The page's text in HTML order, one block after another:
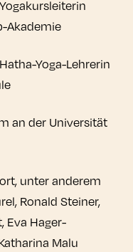
Akademie
Yoga-Lehrerin
an der Universität
unter anderem
Ronald Steiner,
Eva Hager-
Malu